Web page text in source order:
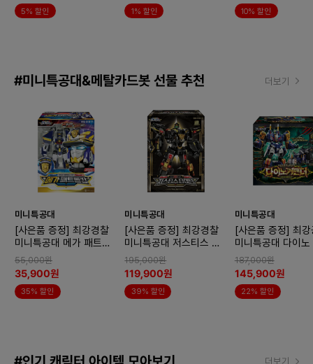
5% 할인 1% 할인 10% 할인
#미니특공대&메탈카드봇 선물 추천 더보기
미니특공대
[사은품 증정] 최강경찰
미니특공대 메가 패트롤
캅
55,000원
35,900원
35% 할인
미니특공대
[사은품 증정] 최강경찰
미니특공대 저스티스 타
이탄 블랙 에디션
195,000원
119,900원
39% 할인
미니특공대
[사은품 증정] 최강
미니특공대 다이노
더 변신로봇
187,000원
145,900원
22% 할인
더보기